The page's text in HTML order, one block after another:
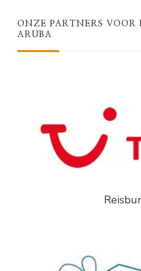
ONZE PARTNERS VOOR
ARUBA